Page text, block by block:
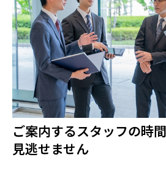
ご案内するスタッフの時
見逃せません